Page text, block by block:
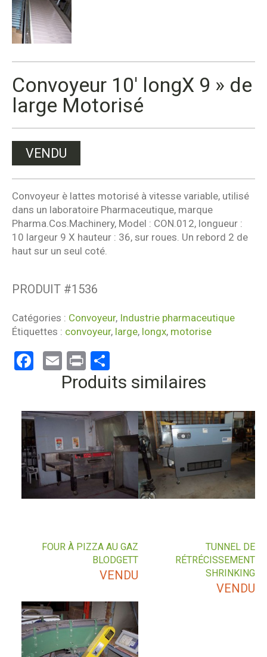
Convoyeur 10′ longX 9 » de
large Motorisé
VENDU
Convoyeur è lattes motorisé à vitesse variable, utilisé
dans un laboratoire Pharmaceutique, marque
Pharma.Cos.Machinery, Model : CON.012, longueur :
10 largeur 9 X hauteur : 36, sur roues. Un rebord 2 de
haut sur un seul coté.
PRODUIT #1536
Catégories : Convoyeur, Industrie pharmaceutique
Étiquettes : convoyeur, large, longx, motorise
Facebook
Email
Print
Produits similaires
TUNNEL DE
RÉTRÉCISSEMENT
SHRINKING
VENDU
FOUR À PIZZA AU GAZ
BLODGETT
VENDU